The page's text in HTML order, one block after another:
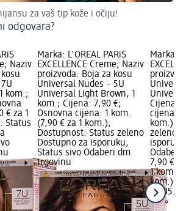
za vaš tip kože i očiju!
odgovara?
Naziv
kom.;
€ za 1
Status
Marka: L'ORÉAL PARiS
EXCELLENCE Creme; Naziv
proizvoda: Boja za kosu
Universal Nudes – 5U
Universal Light Brown, 1
kom.; Cijena: 7,90 €;
Osnovna cijena: 1 kom.
(7,90 € za 1 kom.);
Dostupnost: Status zeleno
Dostupno za isporuku,
Status sivo Odaberi dm
trgovinu
Marka:
Cijena:
cijena: 1
kom.);
zeleno
Odaberi
7,90 €
1 kom.
kom.)